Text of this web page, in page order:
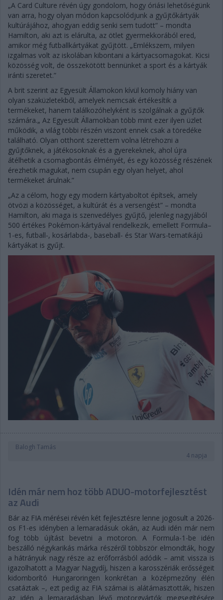
„A Card Culture révén úgy gondolom, hogy óriási lehetőségünk
van arra, hogy olyan módon kapcsolódjunk a gyűjtőkártyák
kultúrájához, ahogyan eddig senki sem tudott” – mondta
Hamilton, aki azt is elárulta, az ötlet gyermekkorából ered,
amikor még futballkártyákat gyűjtött. „Emlékszem, milyen
izgalmas volt az iskolában kibontani a kártyacsomagokat. Kicsi
közösség volt, de összekötött bennünket a sport és a kártyák
iránti szeretet.”
A brit szerint az Egyesült Államokon kívül komoly hiány van
olyan szaküzletekből, amelyek nemcsak értékesítik a
termékeket, hanem találkozóhelyként is szolgálnak a gyűjtők
számára.„ Az Egyesült Államokban több mint ezer ilyen üzlet
működik, a világ többi részén viszont ennek csak a töredéke
található. Olyan otthont szerettem volna létrehozni a
gyűjtőknek, a játékosoknak és a gyerekeknek, ahol újra
átélhetik a csomagbontás élményét, és egy közösség részének
érezhetik magukat, nem csupán egy olyan helyet, ahol
termékeket árulnak.”
„Az a célom, hogy egy modern kártyaboltot építsek, amely
ötvözi a közösséget, a kultúrát és a versengést” – mondta
Hamilton, aki maga is szenvedélyes gyűjtő, jelenleg nagyjából
500 értékes Pokémon-kártyával rendelkezik, emellett Formula–
1-es, futball-, kosárlabda-, baseball- és Star Wars-tematikájú
kártyákat is gyűjt.
Balogh Tamás
4 napja
Idén már nem hoz több ADUO-motorfejlesztést
az Audi
Bár az FIA mérései révén két fejlesztésre lenne jogosult a 2026-
os F1-es idényben a lemaradásuk okán, az Audi idén már nem
fog több újítást bevetni a motoron. A Formula-1-be idén
beszálló négykarikás márka részéről többször elmondták, hogy
a hátrányuk nagy része az erőforrásból adódik – amit vissza is
igazolhatott a Magyar Nagydíj, hiszen a karosszériák erősségeit
kidomborító Hungaroringen konkrétan a középmezőny élén
csatáztak –, ezt pedig az FIA számai is alátámasztották, hiszen
az idén a lemaradásban lévő motorgyártók megsegítésére